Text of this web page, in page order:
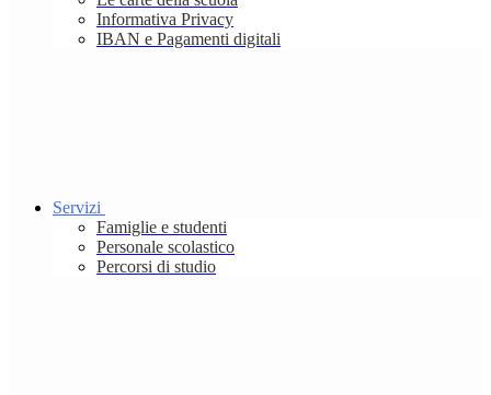
Informativa Privacy
IBAN e Pagamenti digitali
Servizi
Famiglie e studenti
Personale scolastico
Percorsi di studio